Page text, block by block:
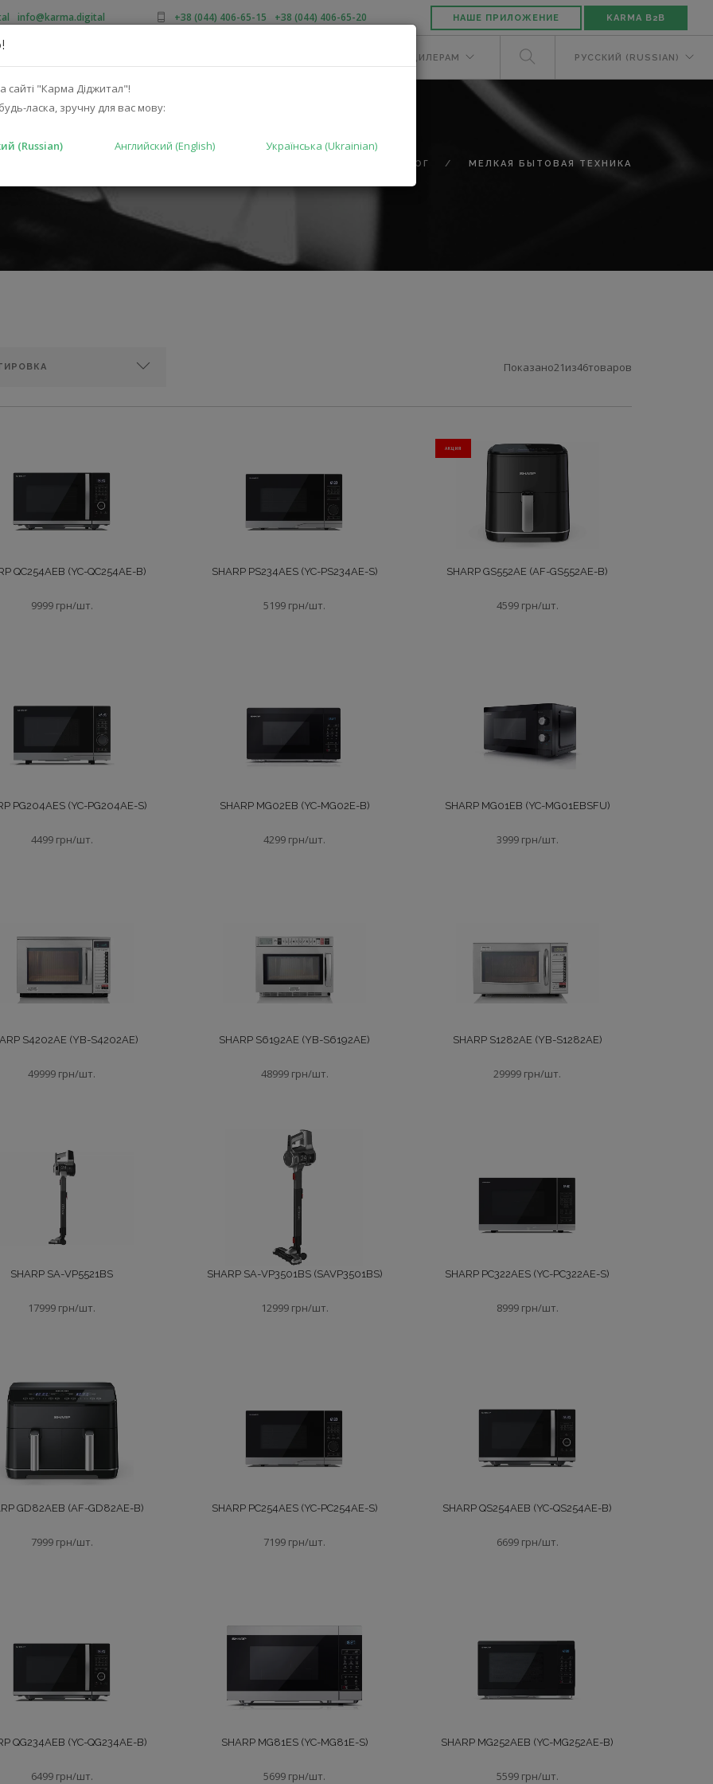
сайті "Карма Діджитал"!
ласка, зручну для вас мову:
(Russian) Английский (English)
Українська (Ukrainian)
info@karma.digital +38 (044) 406-65-15 +38 (044) 406-65-20 НАШЕ ПРИЛОЖЕНИЕ KARMA B2B
ДИЛЕРАМ РУССКИЙ (RUSSIAN)
КАТАЛОГ МЕЛКАЯ БЫТОВАЯ ТЕХНИКА
Показано21из46товаров
QC254AEB (YC-QC254AE-B)
9999 грн/шт.
SHARP PS234AES (YC-PS234AE-S)
5199 грн/шт.
АКЦИЯ
SHARP GS552AE (AF-GS552AE-B)
4599 грн/шт.
PG204AES (YC-PG204AE-S)
4499 грн/шт.
SHARP MG02EB (YC-MG02E-B)
4299 грн/шт.
SHARP MG01EB (YC-MG01EBSFU)
3999 грн/шт.
S4202AE (YB-S4202AE)
49999 грн/шт.
SHARP S6192AE (YB-S6192AE)
48999 грн/шт.
SHARP S1282AE (YB-S1282AE)
29999 грн/шт.
SHARP SA-VP5521BS
17999 грн/шт.
SHARP SA-VP3501BS (SAVP3501BS)
12999 грн/шт.
SHARP PC322AES (YC-PC322AE-S)
8999 грн/шт.
GD82AEB (AF-GD82AE-B)
7999 грн/шт.
SHARP PC254AES (YC-PC254AE-S)
7199 грн/шт.
SHARP QS254AEB (YC-QS254AE-B)
6699 грн/шт.
QG234AEB (YC-QG234AE-B)
6499 грн/шт.
SHARP MG81ES (YC-MG81E-S)
5699 грн/шт.
SHARP MG252AEB (YC-MG252AE-B)
5599 грн/шт.